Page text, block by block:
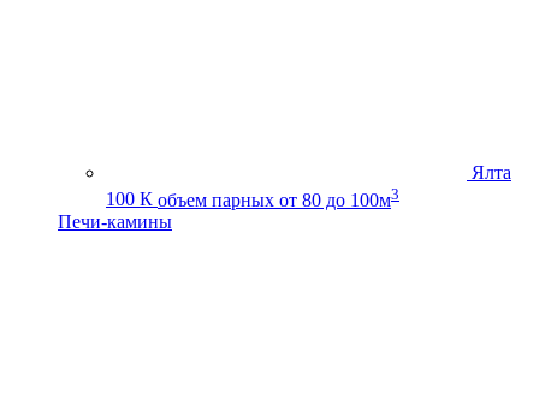
Ялта
100 К объем парных от 80 до 100м3
Печи-камины